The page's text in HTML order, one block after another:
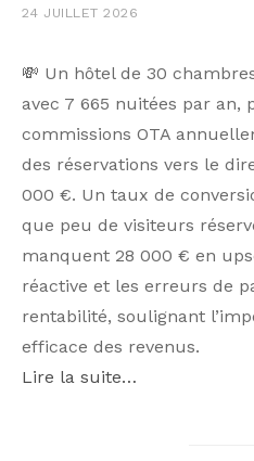
24 JUILLET 2026
💸 Un hôtel de 30
avec 7 665 nuitées par an,
commissions OTA
des réservations vers le
000 €. Un taux de
que peu de visiteurs
manquent 28 000 € en
réactive et les erreurs de
rentabilité, soulignant
efficace des revenus.
Lire la suite…